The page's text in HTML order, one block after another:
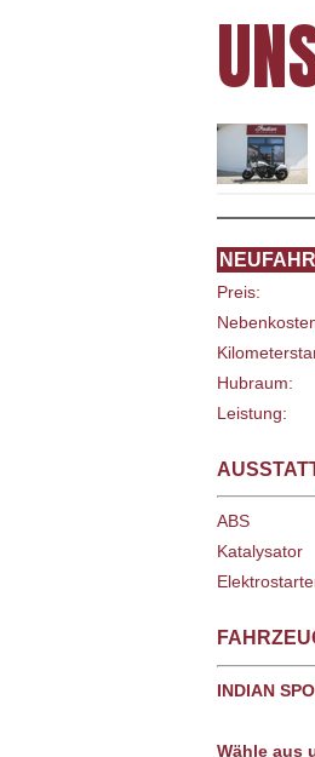
Preis:
Hubraum:
Leistung:
ABS
Katalysator
INDIAN
Wähle aus